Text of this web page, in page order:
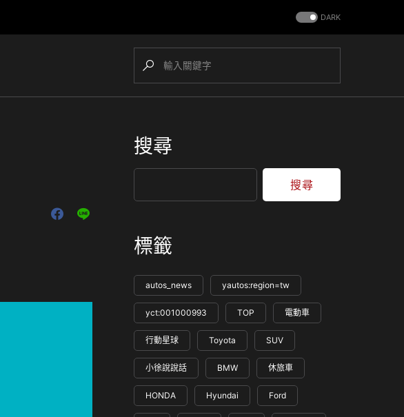
DARK
搜尋
搜尋
標籤
autos_news yautos:region=tw
yct:001000993 TOP 電動車
行動星球 Toyota SUV
小徐說說話 BMW 休旅車
HONDA Hyundai Ford